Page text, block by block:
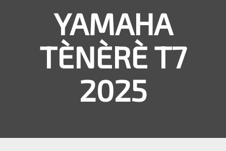
YAMAHA
TÈNÈRÈ T7
2025